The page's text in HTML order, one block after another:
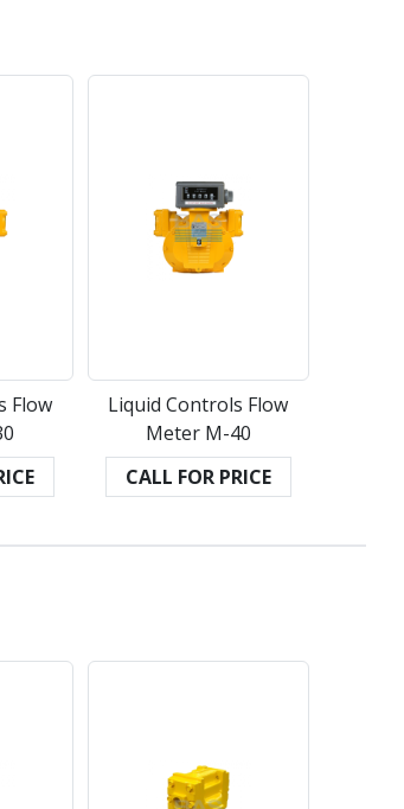
Flow
Liquid Controls Flow
Meter M-40
CALL FOR PRICE